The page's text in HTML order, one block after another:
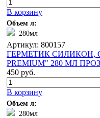
В корзину
Объем л:
280мл
Артикул: 800157
ГЕРМЕТИК СИЛИКОН,
PREMIUM" 280 МЛ
450 руб.
В корзину
Объем л:
280мл